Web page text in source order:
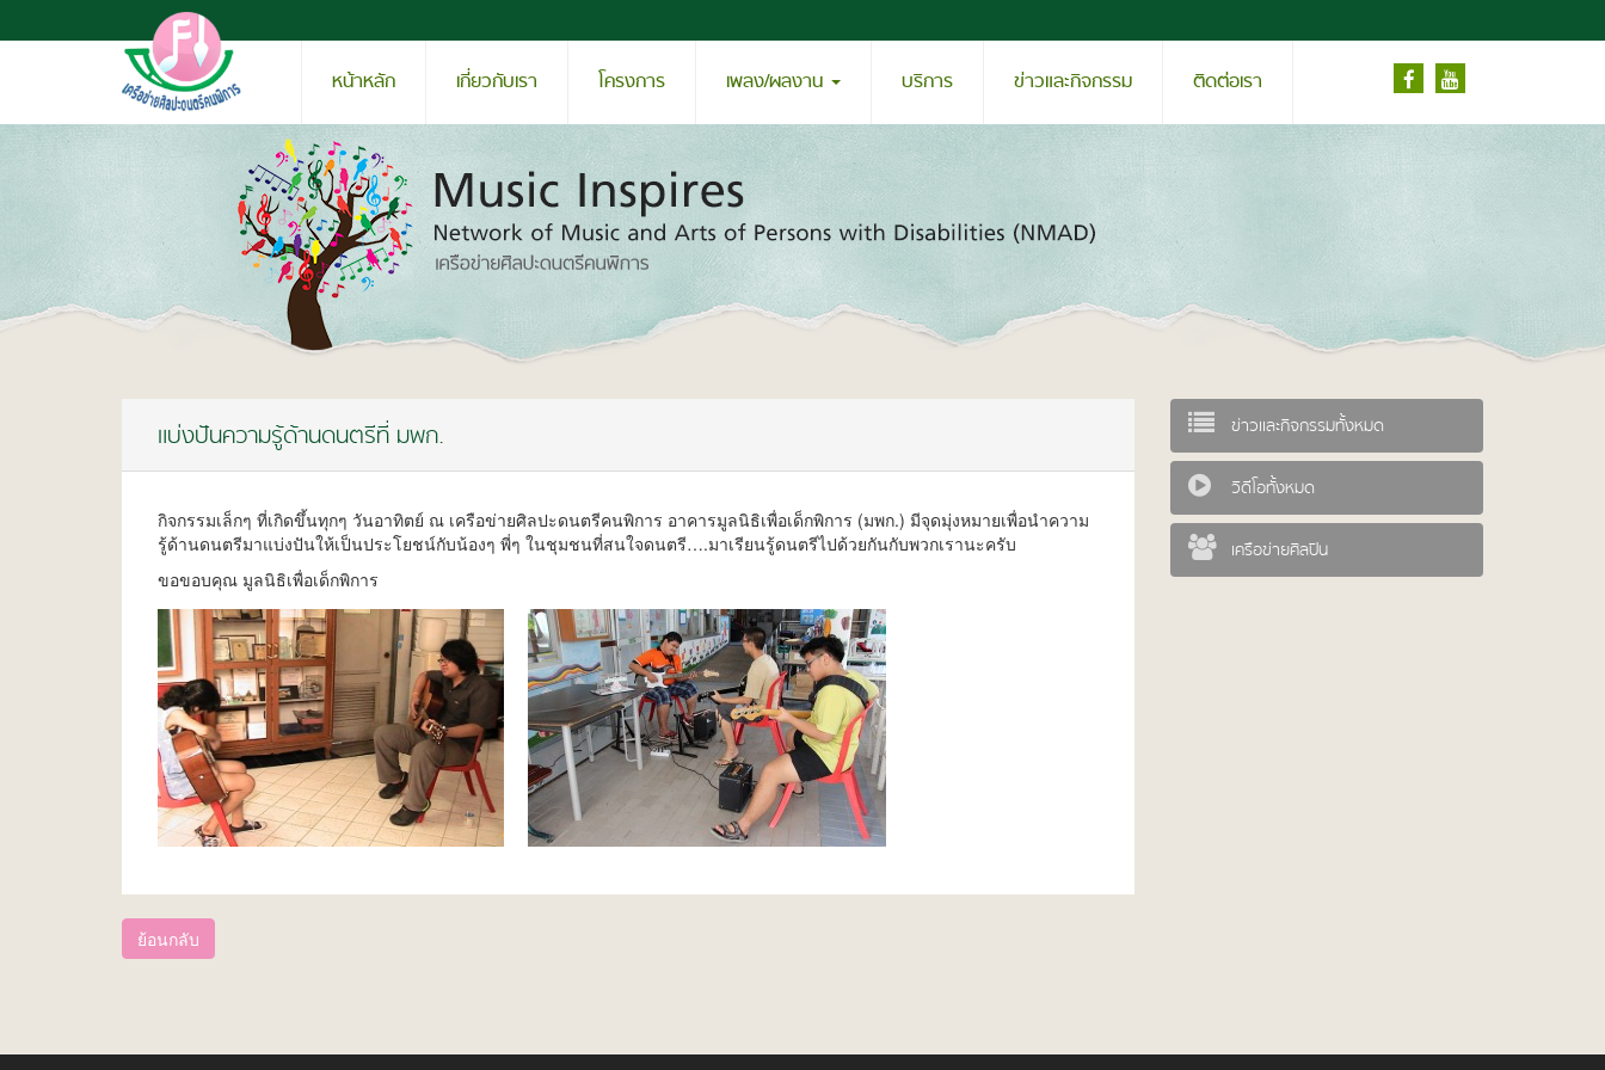
หน้าหลัก เกี่ยวกับเรา โครงการ เพลง/ผลงาน บริการ ข่าวและกิจกรรม ติดต่อเรา
แบ่งปันความรู้ด้านดนตรีที่ มพก.
กิจกรรมเล็กๆ ที่เกิดขึ้นทุกๆ วันอาทิตย์ ณ เครือข่ายศิลปะดนตรีคนพิการ อาคารมูลนิธิเพื่อเด็กพิการ (มพก.) มีจุดมุ่งหมายเพื่อนำความ
รู้ด้านดนตรีมาแบ่งปันให้เป็นประโยชน์กับน้องๆ พี่ๆ ในชุมชนที่สนใจดนตรี….มาเรียนรู้ดนตรีไปด้วยกันกับพวกเรานะครับ
ขอขอบคุณ มูลนิธิเพื่อเด็กพิการ
ย้อนกลับ
ข่าวและกิจกรรมทั้งหมด
วิดีโอทั้งหมด
เครือข่ายศิลปิน